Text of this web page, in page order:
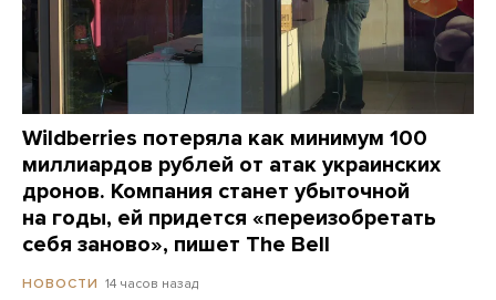
Wildberries потеряла как минимум 100
миллиардов рублей от атак украинских
дронов. Компания станет убыточной
на годы, ей придется «переизобретать
себя заново», пишет The Bell
НОВОСТИ 14 часов назад